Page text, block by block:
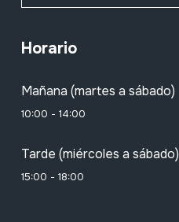
Horario
Mañana (martes a sábado)
10:00 - 14:00
Tarde (miércoles a sábado)
15:00 - 18:00